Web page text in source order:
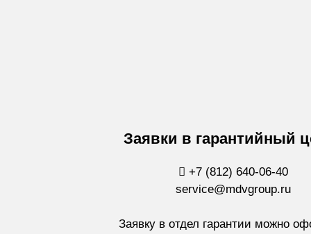
Заявки в гарантийный
+7 (812) 640-06-40
service@mdvgroup.ru
Заявку в отдел гарантии можно